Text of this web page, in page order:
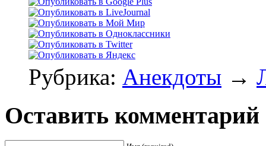
Рубрика: Анекдоты →
Оставить комментарий